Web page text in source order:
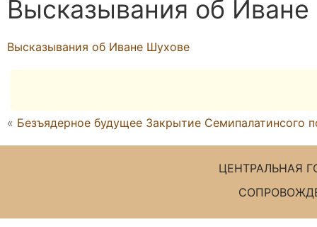
Высказывания об
Высказывания об Иване Шухове
« Безъядерное будущее Закрытие Семипалатинсого
ЦЕНТРАЛЬНАЯ